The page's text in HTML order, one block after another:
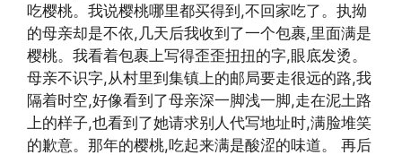
吃樱桃。我说樱桃哪里都买得到,不回家吃了。执拗
的母亲却是不依,几天后我收到了一个包裹,里面满是
樱桃。我看着包裹上写得歪歪扭扭的字,眼底发烫。
母亲不识字,从村里到集镇上的邮局要走很远的路,我
隔着时空,好像看到了母亲深一脚浅一脚,走在泥土路
上的样子,也看到了她请求别人代写地址时,满脸堆笑
的歉意。那年的樱桃,吃起来满是酸涩的味道。 再后